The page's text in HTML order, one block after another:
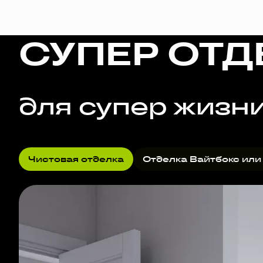
СУПЕР
для супер
Чистовая отделка Отделка Вайтбокс